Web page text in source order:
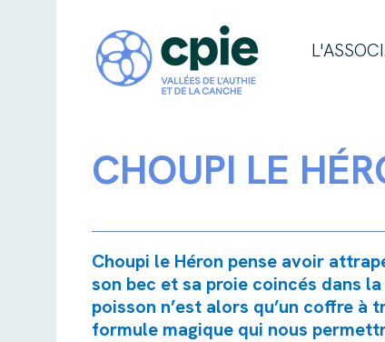
CHOUPI LE
Choupi le Héron pense avoir
son bec et sa proie coincés dans
poisson n’est alors qu’un coffre
formule magique qui nous